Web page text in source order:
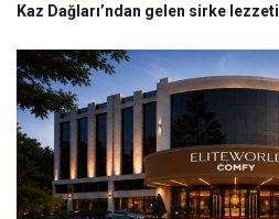
Kaz Dağları’ndan gelen sirke lezzeti